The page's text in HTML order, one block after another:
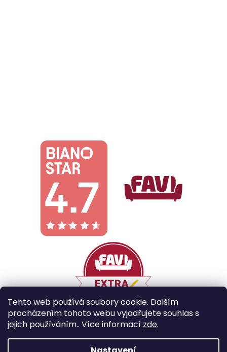
Tento web používá soubory cookie. Dalším
procházením tohoto webu vyjadřujete souhlas s
jejich používáním.. Více informací zde.
Vytvořil Shoptet